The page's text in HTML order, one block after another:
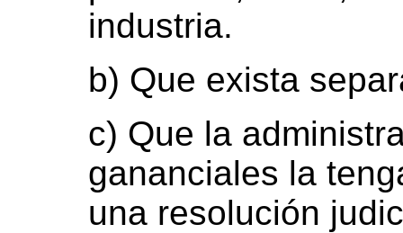
industria.
b) Que exista
c) Que la
gananciales la
una resolución